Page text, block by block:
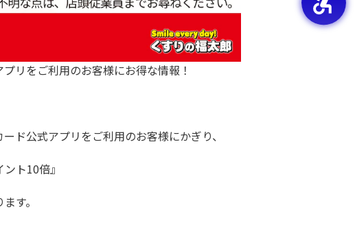
リをご利用のお客様にお得な情報！
ド公式アプリをご利用のお客様にかぎり、
ト10倍』
す。